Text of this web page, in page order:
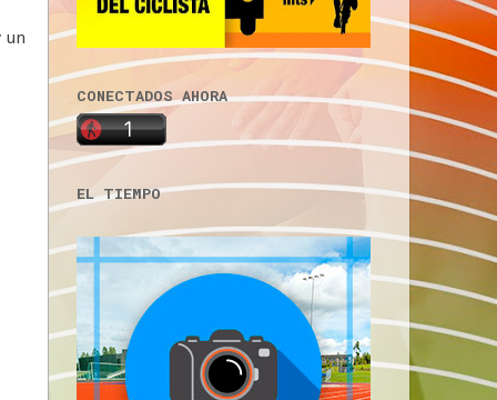
un
CONECTADOS AHORA
EL TIEMPO